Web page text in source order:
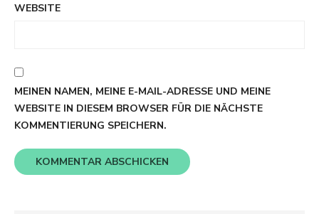
WEBSITE
MEINEN NAMEN, MEINE E-MAIL-ADRESSE UND MEINE
WEBSITE IN DIESEM BROWSER FÜR DIE NÄCHSTE
KOMMENTIERUNG SPEICHERN.